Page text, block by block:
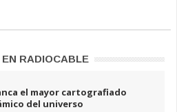
RADIOCABLE
el mayor cartografiado
del universo